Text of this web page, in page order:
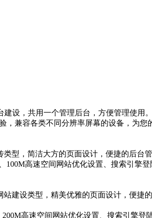
设，共用一个管理后台，方便管理使用。
兼容各类不同分辨率屏幕的设备，为您
型，简洁大方的页面设计，便捷的后台
高速空间网站优化设置、搜索引擎
建设类型，精美优雅的页面设计，便
高速空间网站优化设置、搜索引擎登